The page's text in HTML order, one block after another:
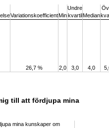
VariationskoefficientMin
Undre
kvartilMedian
26,7 % 2,0 3,0 4,0
till att fördjupa mina
mina kunskaper om